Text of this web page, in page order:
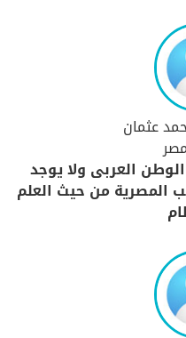
عثمان
مصر
العربى ولا يوجد
المصرية من حيث العلم